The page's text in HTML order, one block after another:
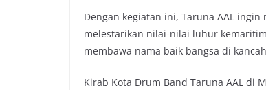
Dengan kegiatan ini, Taruna AAL
melestarikan nilai-nilai luhur
membawa nama baik bangsa di
Kirab Kota Drum Band Taruna AAL di